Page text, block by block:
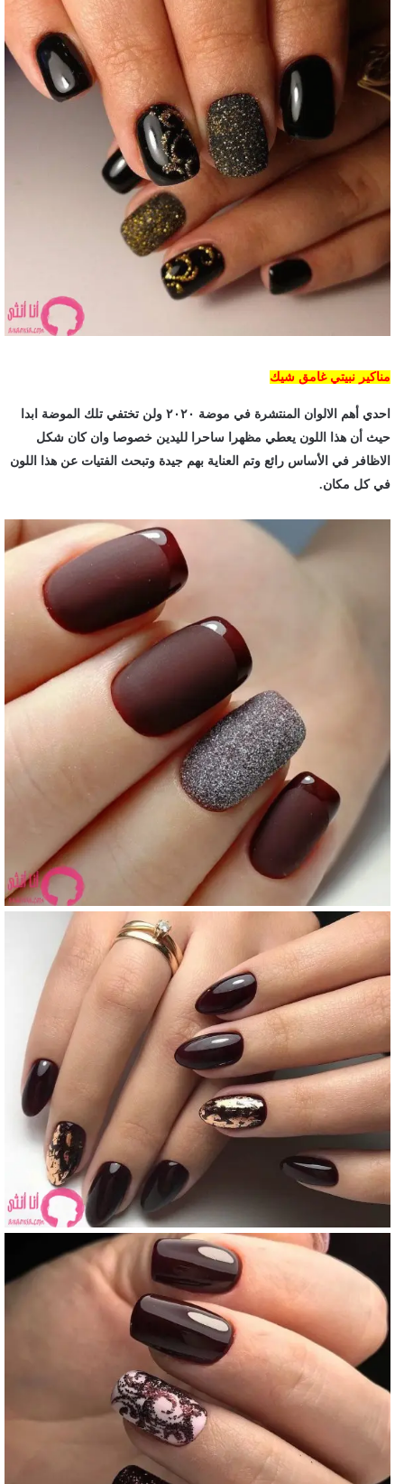
مناكير نبيتي غامق شيك
احدي أهم الالوان المنتشرة في موضة ٢٠٢٠ ولن تختفي تلك الموضة ابدا
حيث أن هذا اللون يعطي مظهرا ساحرا لليدين خصوصا وان كان شكل
الاظافر في الأساس رائع وتم العناية بهم جيدة وتبحث الفتيات عن هذا اللون
في كل مكان.